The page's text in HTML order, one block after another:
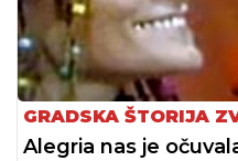
GRADSKA ŠTORIJA
Alegria nas je